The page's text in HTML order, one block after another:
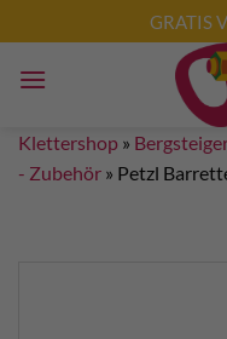
Inhalt
springen
GRATIS
Klettershop »
- Zubehör » Petzl